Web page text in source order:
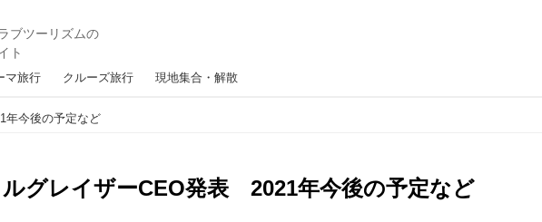
マ旅行 クルーズ旅行 現地集合・解散
年今後の予定など
グレイザーCEO発表 2021年今後の予定など